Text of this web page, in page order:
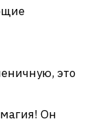
это
Он